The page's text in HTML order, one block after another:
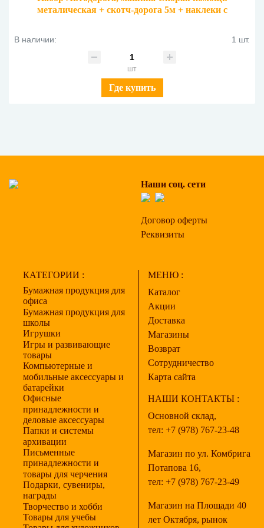
металическая + скотч-дорога 5м + наклеки с
В наличии: 1 шт.
шт
Где купить
Наши соц. сети
Договор оферты
Реквизиты
КАТЕГОРИИ :
Бумажная продукция для
офиса
Бумажная продукция для
школы
Игрушки
Игры и развивающие
товары
Компьютерные и
мобильные аксессуары и
батарейки
Офисные
принадлежности и
деловые аксессуары
Папки и системы
архивации
Письменные
принадлежности и
товары для черчения
Подарки, сувениры,
награды
Творчество и хобби
Товары для учебы
МЕНЮ :
Каталог
Акции
Доставка
Магазины
Возврат
Сотрудничество
Карта сайта
НАШИ КОНТАКТЫ :
Основной склад,
тел: +7 (978) 767-23-48
Магазин по ул. Комбрига
Потапова 16,
тел: +7 (978) 767-23-49
Магазин на Площади 40
лет Октября, рынок